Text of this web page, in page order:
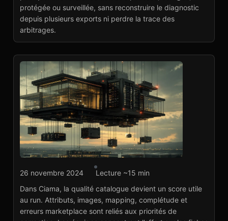
protégée ou surveillée, sans reconstruire le diagnostic
depuis plusieurs exports ni perdre la trace des
arbitrages.
Agence marketplace
Score catalogue
Voir le projet→
26 novembre 2024
Lecture ~15 min
Dans Ciama, la qualité catalogue devient un score utile
au run. Attributs, images, mapping, complétude et
erreurs marketplace sont reliés aux priorités de